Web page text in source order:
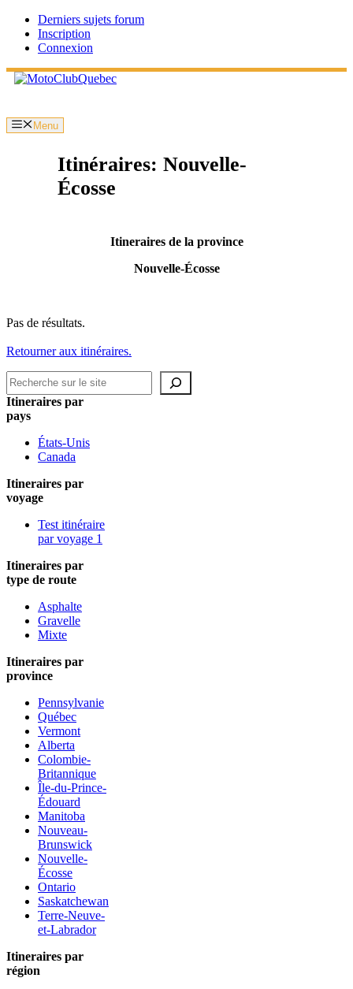
Aller
contenu
Derniers sujets forum
Inscription
Connexion
Menu
Itinéraires: Nouvelle-
Écosse
Itineraires de la province
Nouvelle-Écosse
Pas de résultats.
Retourner aux itinéraires.
Recherche
Itineraires par
pays
États-Unis
Canada
Itineraires par
voyage
Test itinéraire
par voyage 1
Itineraires par
type de route
Asphalte
Gravelle
Mixte
Itineraires par
province
Pennsylvanie
Québec
Vermont
Alberta
Colombie-
Britannique
Île-du-Prince-
Édouard
Manitoba
Nouveau-
Brunswick
Nouvelle-
Écosse
Ontario
Saskatchewan
Terre-Neuve-
et-Labrador
Itineraires par
région